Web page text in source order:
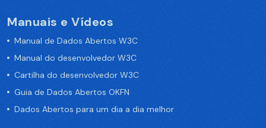
Manuais e Vídeos
Manual de Dados Abertos W3C
Manual do desenvolvedor W3C
Cartilha do desenvolvedor W3C
Guia de Dados Abertos OKFN
Dados Abertos para um dia a dia melhor